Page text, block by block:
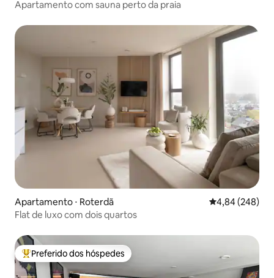
Apartamento com sauna perto da praia
Apartamento ⋅ Roterdã 4,84 de uma
4,84 (248)
Flat de luxo com dois quartos
Entre os melhores preferidos dos hóspedes
Preferido dos hóspedes